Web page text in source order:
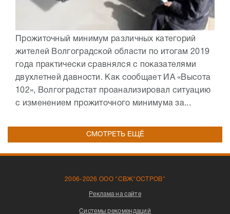
Прожиточный минимум различных категорий
жителей Волгоградской области по итогам 2019
года практически сравнялся с показателями
двухлетней давности. Как сообщает ИА «Высота
102», Волгоградстат проанализировал ситуацию
с изменением прожиточного минимума за...
СМОТРЕТЬ ЕЩЁ
2006-2026 ООО "СВЖ"ОСТРОВ"
Реклама на сайте
Системы рекомендаций